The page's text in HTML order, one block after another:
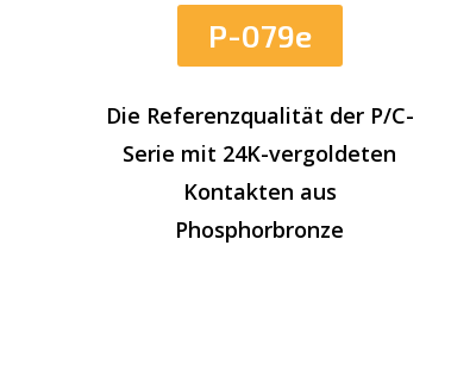
P-079e
Die Referenzqualität der P/C-
Serie mit 24K-vergoldeten
Kontakten aus
Phosphorbronze